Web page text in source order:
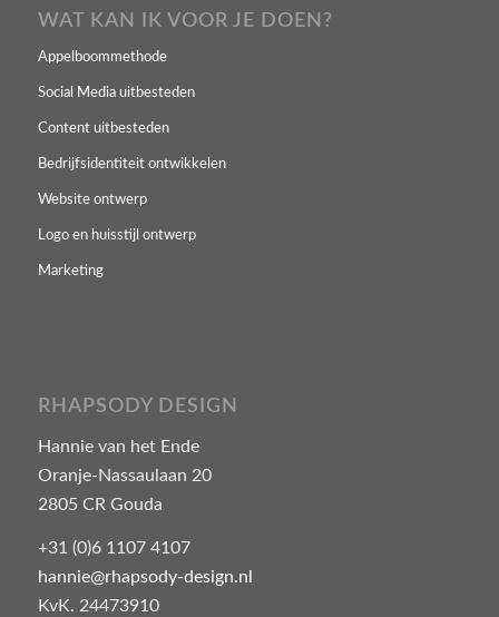
WAT KAN IK VOOR JE DOEN?
Appelboommethode
Social Media uitbesteden
Content uitbesteden
Bedrijfsidentiteit ontwikkelen
Website ontwerp
Logo en huisstijl ontwerp
Marketing
RHAPSODY DESIGN
Hannie van het Ende
Oranje-Nassaulaan 20
2805 CR Gouda
+31 (0)6 1107 4107
hannie@rhapsody-design.nl
KvK. 24473910